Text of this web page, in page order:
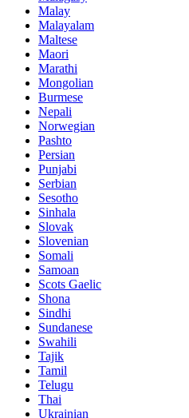
Malay
Malayalam
Maltese
Maori
Marathi
Mongolian
Burmese
Nepali
Norwegian
Pashto
Persian
Punjabi
Serbian
Sesotho
Sinhala
Slovak
Slovenian
Somali
Samoan
Scots Gaelic
Shona
Sindhi
Sundanese
Swahili
Tajik
Tamil
Telugu
Thai
Ukrainian